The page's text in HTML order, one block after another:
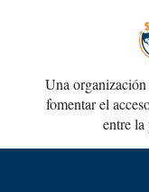
Una
fomentar el
entre